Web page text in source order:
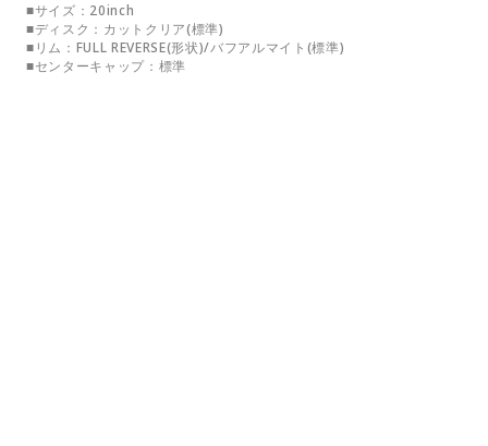
■サイズ：20inch
■ディスク：カットクリア(標準)
■リム：FULL REVERSE(形状)/バフアルマイト(標準)
■センターキャップ：標準